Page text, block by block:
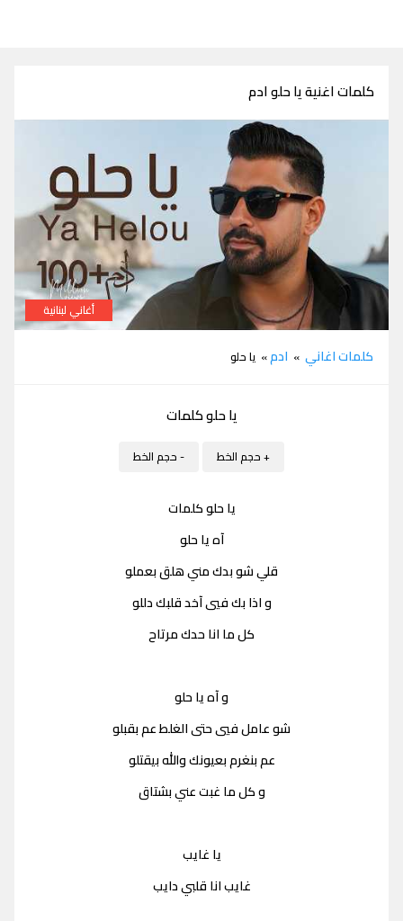
كلمات اغنية يا حلو ادم
أغاني لبنانية
كلمات اغاني » ادم» يا حلو
يا حلو كلمات
+ حجم الخط - حجم الخط
يا حلو كلمات
آه يا حلو
قلي شو بدك مني هلق بعملو
و اذا بك فيي آخد قلبك دللو
كل ما انا حدك مرتاح
و آه يا حلو
شو عامل فيي حتى الغلط عم بقبلو
عم بنغرم بعيونك والله بيقتلو
و كل ما غبت عني بشتاق
يا غايب
غايب انا قلبي دايب